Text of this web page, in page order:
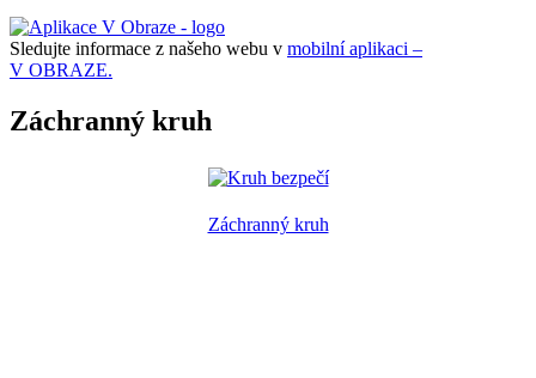
Sledujte informace z našeho webu v mobilní aplikaci –
V OBRAZE.
Záchranný kruh
Záchranný kruh